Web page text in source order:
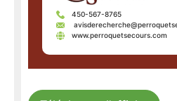
450-567-8765
www.perroquetsecours.com